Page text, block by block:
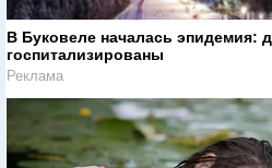
В Буковеле началась эпидемия:
госпитализированы
Реклама